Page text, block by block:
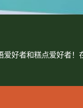
爱好者和糕点爱好者